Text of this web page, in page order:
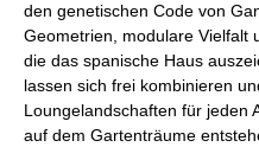
den genetischen Code von
Geometrien, modulare Vielfalt
die das spanische Haus
lassen sich frei kombinieren
Loungelandschaften für jeden
auf dem Gartenträume